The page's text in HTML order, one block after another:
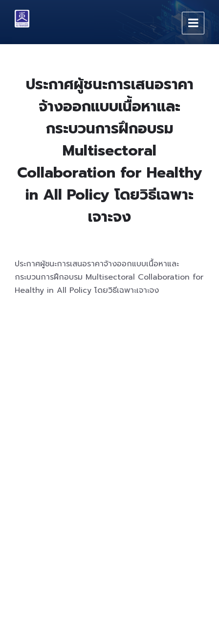
content
main
footer
ประกาศผู้ชนะการเสนอราคา
จ้างออกแบบเนื้อหาและ
กระบวนการฝึกอบรม
Multisectoral
Collaboration for Healthy
in All Policy โดยวิธีเฉพาะ
เจาะจง
ประกาศผู้ชนะการเสนอราคาจ้างออกแบบเนื้อหาและ
กระบวนการฝึกอบรม Multisectoral Collaboration for
Healthy in All Policy โดยวิธีเฉพาะเจาะจง